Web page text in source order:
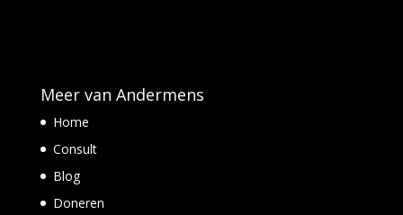
Meer van Andermens
Home
Consult
Blog
Doneren